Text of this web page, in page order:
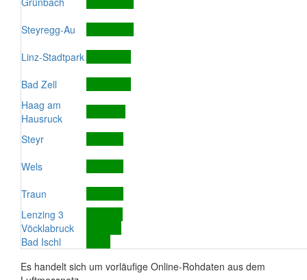
Steyregg-Au
Linz-Stadtpark
Bad Zell
Haag am
Hausruck
Steyr
Wels
Traun
Lenzing 3
Vöcklabruck
Bad Ischl
Es handelt sich um vorläufige Online-Rohdaten aus dem